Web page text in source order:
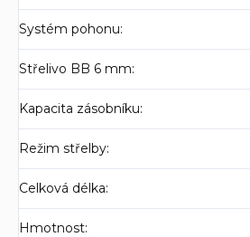
Systém pohonu:
Střelivo BB 6 mm:
Kapacita zásobníku:
Režim střelby:
Celková délka:
Hmotnost: